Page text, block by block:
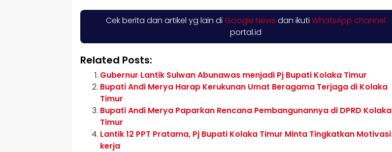
Cek berita dan artikel yg lain di Google News dan ikuti WhatsApp channel
portal.id
Related Posts:
Gubernur Lantik Sulwan Abunawas menjadi Pj Bupati Kolaka Timur
Bupati Andi Merya Harap Kerukunan Umat Beragama Terjaga di Kolaka
Timur
Bupati Andi Merya Paparkan Rencana Pembangunannya di DPRD Kolaka
Timur
Lantik 12 PPT Pratama, Pj Bupati Kolaka Timur Minta Tingkatkan Motivasi
kerja